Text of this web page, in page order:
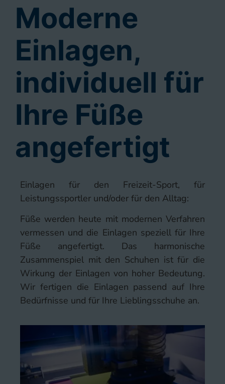
Moderne
Einlagen,
individuell für
Ihre Füße
angefertigt
Einlagen für den Freizeit-Sport, für
Leistungssportler und/oder für den Alltag:
Füße werden heute mit modernen Verfahren
vermessen und die Einlagen speziell für Ihre
Füße angefertigt. Das harmonische
Zusammenspiel mit den Schuhen ist für die
Wirkung der Einlagen von hoher Bedeutung.
Wir fertigen die Einlagen passend auf Ihre
Bedürfnisse und für Ihre Lieblingsschuhe an.